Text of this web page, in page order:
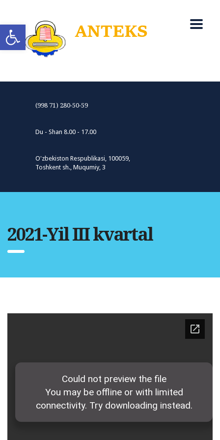
Open toolbar
(998 71) 280-50-59
Du - Shan 8.00 - 17.00
O'zbekiston Respublikasi, 100059,
Toshkent sh., Muqumiy, 3
2021-Yil III kvartal